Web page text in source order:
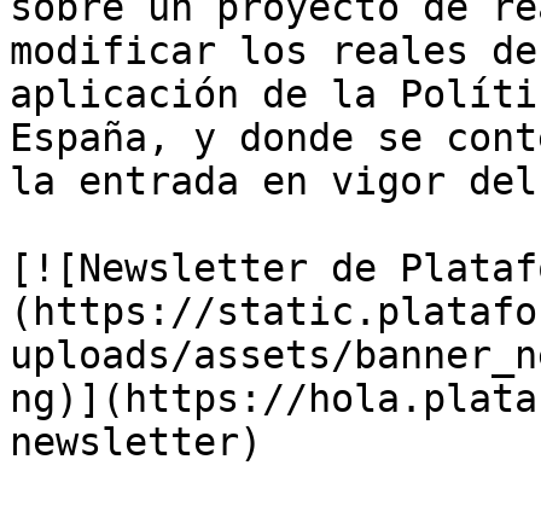
modificar los reales
aplicación de la
España, y donde se
la entrada en vigor del
[![Newsletter de
(https://
uploads/assets/
ng)](https://
newsletter)